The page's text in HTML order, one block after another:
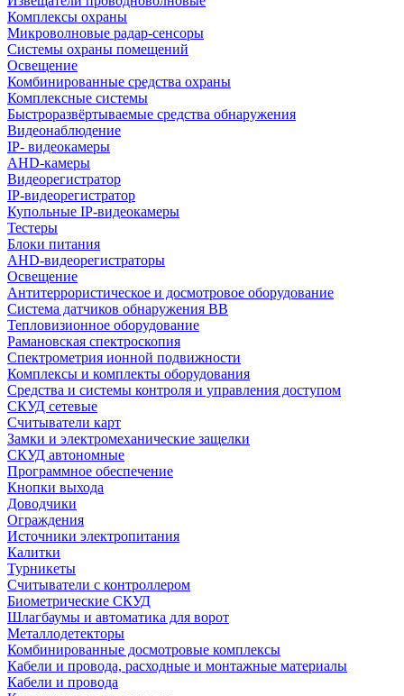
Комплексы охраны
Микроволновые радар-сенсоры
Системы охраны помещений
Освещение
Комбинированные средства охраны
Комплексные системы
Быстроразвёртываемые средства обнаружения
Видеонаблюдение
IP- видеокамеры
AHD-камеры
Видеорегистратор
IP-видеорегистратор
Купольные IP-видеокамеры
Тестеры
Блоки питания
AHD-видеорегистраторы
Освещение
Антитеррористическое и досмотровое оборудование
Cистема датчиков обнаружения ВВ
Тепловизионное оборудование
Рамановская спектроскопия
Спектрометрия ионной подвижности
Комплексы и комплекты оборудования
Средства и системы контроля и управления доступом
СКУД сетевые
Считыватели карт
Замки и электромеханические защелки
СКУД автономные
Программное обеспечение
Кнопки выхода
Доводчики
Ограждения
Источники электропитания
Калитки
Турникеты
Считыватели с контроллером
Биометрические СКУД
Шлагбаумы и автоматика для ворот
Металлодетекторы
Комбинированные досмотровые комплексы
Кабели и провода, расходные и монтажные материалы
Кабели и провода